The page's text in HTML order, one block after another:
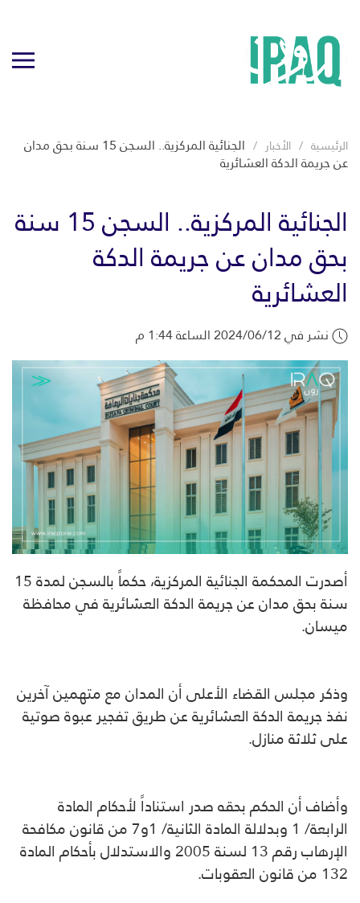
الرئيسية الأخبار الجنائية المركزية.. السجن 15 سنة بحق مدان
عن جريمة الدكة العشائرية
الجنائية المركزية.. السجن 15 سنة
بحق مدان عن جريمة الدكة
العشائرية
نشر في 2024/06/12 الساعة 1:44 م
أصدرت المحكمة الجنائية المركزية، حكماً بالسجن لمدة 15
سنة بحق مدان عن جريمة الدكة العشائرية في محافظة
ميسان.
وذكر مجلس القضاء الأعلى أن المدان مع متهمين آخرين
نفذ جريمة الدكة العشائرية عن طريق تفجير عبوة صوتية
على ثلاثة منازل.
وأضاف أن الحكم بحقه صدر استناداً لأحكام المادة
الرابعة/ 1 وبدلالة المادة الثانية/ 1و7 من قانون مكافحة
الإرهاب رقم 13 لسنة 2005 والاستدلال بأحكام المادة
132 من قانون العقوبات.